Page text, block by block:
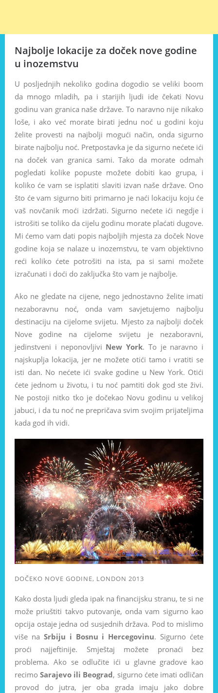
Najbolje lokacije za doček nove godine
u inozemstvu
U posljednjih nekoliko godina dogodio se veliki boom
da mnogo mladih, pa i starijih ljudi ide čekati Novu
godinu van granica naše države. To naravno nije nikako
loše, i ako već morate birati jednu noć u godini koju
želite provesti na najbolji mogući način, onda sigurno
birate najbolju noć. Pretpostavka je da sigurno nećete ići
na doček van granica sami. Tako da morate odmah
pogledati kolike popuste možete dobiti kao grupa, i
koliko će vam se isplatiti slaviti izvan naše države. Ono
što će vam sigurno biti primarno je naći lokaciju koju će
vaš novčanik moći izdržati. Sigurno nećete ići negdje i
istrošiti se toliko da cijelu godinu morate plaćati dugove.
Mi ćemo vam dati popis najboljih mjesta za doček Nove
godine koja se nalaze u inozemstvu, te vam objektivno
reći koliko ćete potrošiti na ista, pa si sami možete
izračunati i doći do zaključka što vam je najbolje.
Ako ne gledate na cijene, nego jednostavno želite imati
nezaboravnu noć, onda vam savjetujemo najbolju
destinaciju na cijelome svijetu. Mjesto za najbolji doček
Nove godine na cijelome svijetu je nezaboravni,
jedinstveni i neponovljivi New York. To je naravno i
najskuplja lokacija, jer ne možete otići tamo i vratiti se
isti dan. No nećete ići svake godine u New York. Otići
ćete jednom u životu, i tu noć pamtiti dok god ste živi.
Ne postoji nitko tko je dočekao Novu godinu u velikoj
jabuci, i da tu noć ne prepričava svim svojim prijateljima
kada god ih vidi.
DOČEKO NOVE GODINE, LONDON 2013
Kako dosta ljudi gleda ipak na financijsku stranu, te si ne
može priuštiti takvo putovanje, onda vam sigurno kao
opcija ostaje jedna od susjednih država. Pod to mislimo
više na Srbiju i Bosnu i Hercegovinu. Sigurno ćete
proći najjeftinije. Smještaj možete pronaći bez
problema. Ako se odlučite ići u glavne gradove kao
recimoSarajevo ili Beograd, sigurno ćete imati odličan
provod do jutra, jer oba grada imaju jako dobre